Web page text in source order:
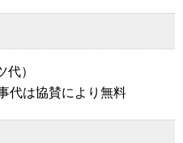
）
代は協賛により無料